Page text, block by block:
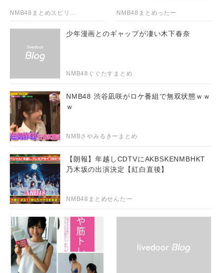
NMB48まとめったー
少年漫画とのギャップが凄い木下春奈
NMB48ぐぐたすまとめ
NMB48 渋谷凪咲がロケ番組で無双状態ｗｗ
ｗ
NMBさやみるきーまとめ
【朗報】年越しCDTVにAKBSKENMBHKT
乃木坂の出演決定【紅白直後】
NMB48まとめせんたー